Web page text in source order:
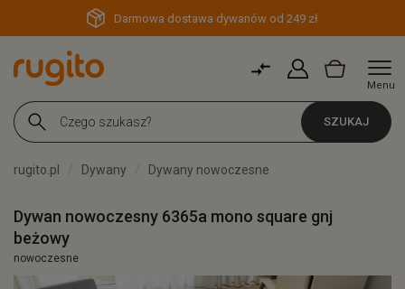
Darmowa dostawa dywanów od 249 zł
Menu
SZUKAJ
rugito.pl Dywany Dywany nowoczesne
Dywan nowoczesny 6365a mono square gnj
beżowy
nowoczesne